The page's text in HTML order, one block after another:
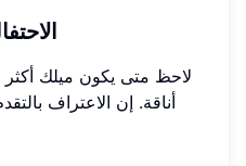
لاحظ متى يكون ميلك أكثر
أناقة. إن الاعتراف